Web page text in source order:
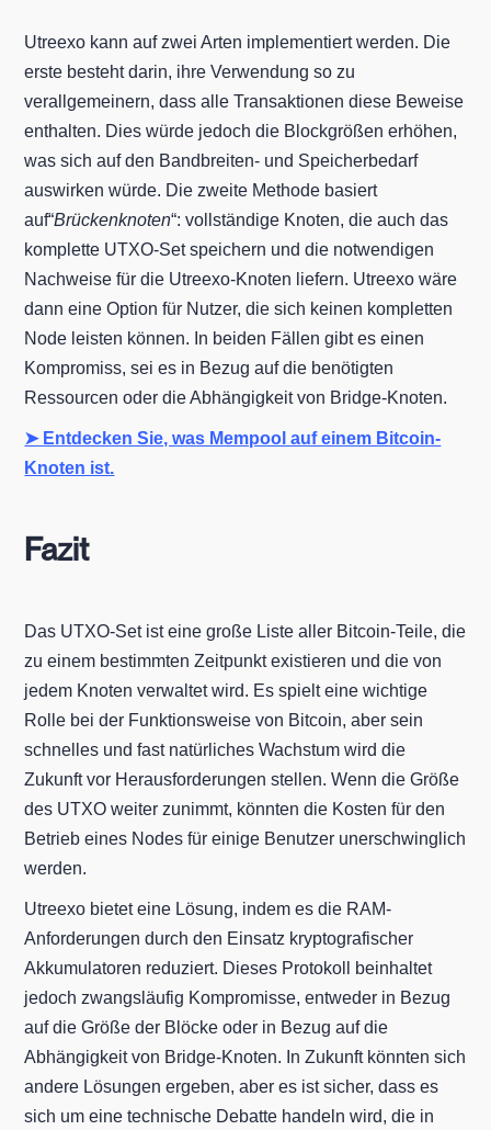
Utreexo kann auf zwei Arten implementiert werden. Die
erste besteht darin, ihre Verwendung so zu
verallgemeinern, dass alle Transaktionen diese Beweise
enthalten. Dies würde jedoch die Blockgrößen erhöhen,
was sich auf den Bandbreiten- und Speicherbedarf
auswirken würde. Die zweite Methode basiert
auf“Brückenknoten“: vollständige Knoten, die auch das
komplette UTXO-Set speichern und die notwendigen
Nachweise für die Utreexo-Knoten liefern. Utreexo wäre
dann eine Option für Nutzer, die sich keinen kompletten
Node leisten können. In beiden Fällen gibt es einen
Kompromiss, sei es in Bezug auf die benötigten
Ressourcen oder die Abhängigkeit von Bridge-Knoten.
➤ Entdecken Sie, was Mempool auf einem Bitcoin-
Knoten ist.
Fazit
Das UTXO-Set ist eine große Liste aller Bitcoin-Teile, die
zu einem bestimmten Zeitpunkt existieren und die von
jedem Knoten verwaltet wird. Es spielt eine wichtige
Rolle bei der Funktionsweise von Bitcoin, aber sein
schnelles und fast natürliches Wachstum wird die
Zukunft vor Herausforderungen stellen. Wenn die Größe
des UTXO weiter zunimmt, könnten die Kosten für den
Betrieb eines Nodes für einige Benutzer unerschwinglich
werden.
Utreexo bietet eine Lösung, indem es die RAM-
Anforderungen durch den Einsatz kryptografischer
Akkumulatoren reduziert. Dieses Protokoll beinhaltet
jedoch zwangsläufig Kompromisse, entweder in Bezug
auf die Größe der Blöcke oder in Bezug auf die
Abhängigkeit von Bridge-Knoten. In Zukunft könnten sich
andere Lösungen ergeben, aber es ist sicher, dass es
sich um eine technische Debatte handeln wird, die in